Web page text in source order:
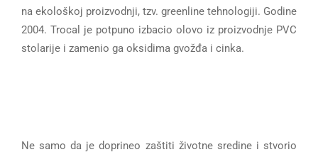
na ekološkoj proizvodnji, tzv. greenline tehnologiji. Godine
2004. Trocal je potpuno izbacio olovo iz proizvodnje PVC
stolarije i zamenio ga oksidima gvožđa i cinka.
Ne samo da je doprineo zaštiti životne sredine i stvorio